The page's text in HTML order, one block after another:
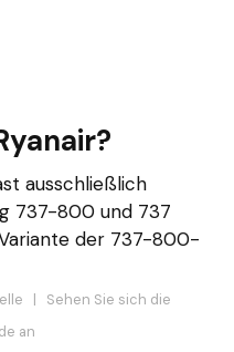
ausschließlich
737-800 und 737
der 737-800-
| Sehen Sie sich die
an